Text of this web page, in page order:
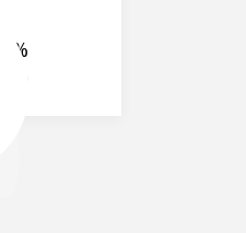
19%